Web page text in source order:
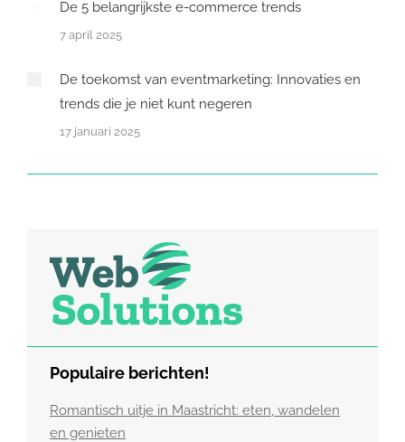
De 5 belangrijkste e-commerce trends
7 april 2025
De toekomst van eventmarketing: Innovaties en
trends die je niet kunt negeren
17 januari 2025
Populaire berichten!
Romantisch uitje in Maastricht: eten, wandelen
en genieten